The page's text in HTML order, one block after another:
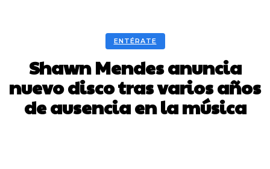
ENTÉRATE
Shawn Mendes anuncia
nuevo disco tras varios años
de ausencia en la música